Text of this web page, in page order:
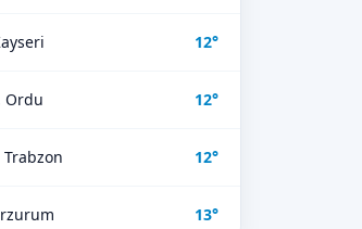
12°
Ordu 12°
Trabzon 12°
13°